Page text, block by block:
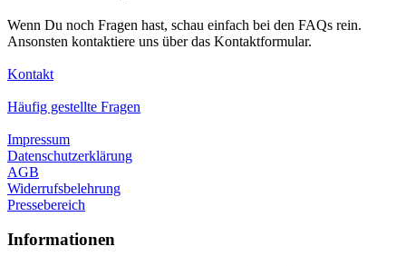
Wenn Du noch Fragen hast, schau einfach bei den FAQs rein.
Ansonsten kontaktiere uns über das Kontaktformular.
Kontakt
Häufig gestellte Fragen
Impressum
Datenschutzerklärung
AGB
Widerrufsbelehrung
Pressebereich
Informationen